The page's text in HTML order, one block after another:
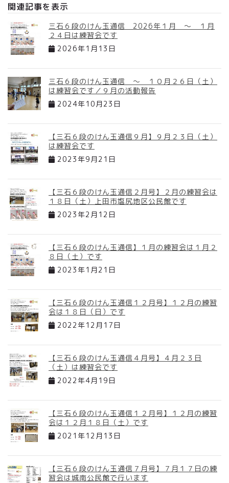
関連記事を表示
三石６段のけん玉通信 2026年１月 ～ １月
２４日は練習会です
2026年1月13日
三石６段のけん玉通信 ～ １０月２６日（土）
は練習会です／９月の活動報告
2024年10月23日
【三石６段のけん玉通信９月】９月２３日（土）
は練習会です
2023年9月21日
【三石６段のけん玉通信２月号】２月の練習会は
１８日（土）上田市塩尻地区公民館です
2023年2月12日
【三石６段のけん玉通信】１月の練習会は１月２
８日（土）です
2023年1月21日
【三石６段のけん玉通信１２月号】１２月の練習
会は１８日（日）です
2022年12月17日
【三石６段のけん玉通信４月号】４月２３日
（土）は練習会です
2022年4月19日
【三石６段のけん玉通信１２月号】１２月の練習
会は１２月１８日（土）です
2021年12月13日
【三石６段のけん玉通信７月号】７月１７日の練
習会は城南公民館で行います